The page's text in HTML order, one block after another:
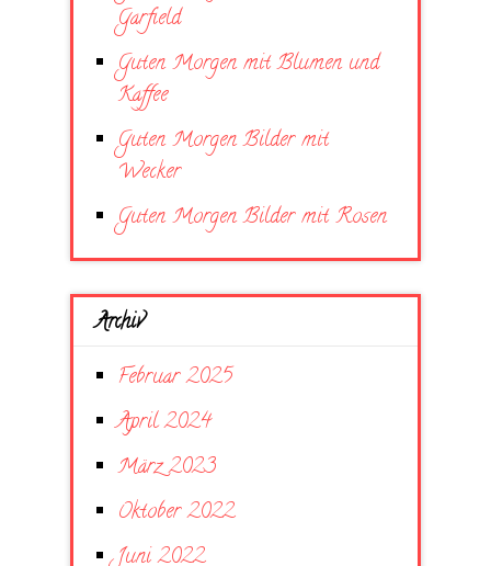
Garfield
Guten Morgen mit Blumen und
Kaffee
Guten Morgen Bilder mit
Wecker
Guten Morgen Bilder mit Rosen
Archiv
Februar 2025
April 2024
März 2023
Oktober 2022
Juni 2022